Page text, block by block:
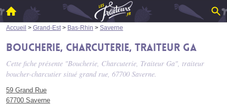
Accueil > Grand-Est > Bas-Rhin > Saverne
Boucherie, Charcuterie, Traiteur Ga
Cette fiche présente "Boucherie, Charcuterie, Traiteur Ga", traiteur
boucher-charcutier situé grand rue, 67700 Saverne.
59 Grand Rue
67700 Saverne